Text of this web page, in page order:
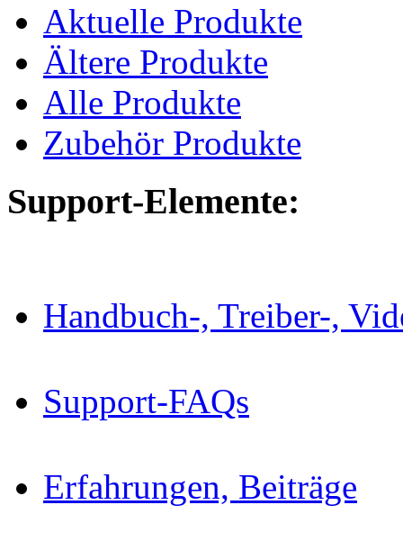
Aktuelle Produkte
Ältere Produkte
Alle Produkte
Zubehör Produkte
Support-Elemente:
Handbuch-, Treiber-,
Support-FAQs
Erfahrungen, Beiträge